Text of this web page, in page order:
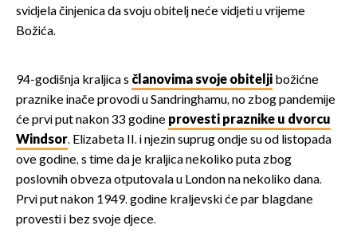
svidjela činjenica da svoju obitelj neće vidjeti u vrijeme
Božića.
94-godišnja kraljica s članovima svoje obitelji božićne
praznike inače provodi u Sandringhamu, no zbog pandemije
će prvi put nakon 33 godine provesti praznike u dvorcu
Windsor. Elizabeta II. i njezin suprug ondje su od listopada
ove godine, s time da je kraljica nekoliko puta zbog
poslovnih obveza otputovala u London na nekoliko dana.
Prvi put nakon 1949. godine kraljevski će par blagdane
provesti i bez svoje djece.